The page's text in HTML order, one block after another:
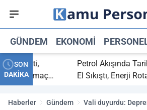
GÜNDEM EKONOMI
SON
DAKİKA
bitti,
maç
Petrol Akışında
El Sıkıştı, Enerji
Haberler Gündem
Vali duyurdu: